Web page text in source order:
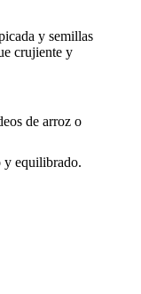
y semillas
crujiente y
de arroz o
y equilibrado.